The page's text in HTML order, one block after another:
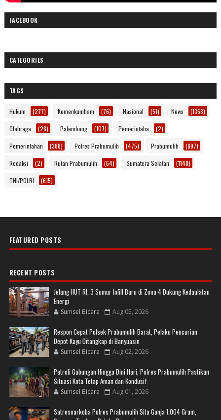
FACEBOOK
CATEGORIES
TAGS
Hukum (277) Kemenkumham (76) Nasional (51) News (1358)
Olahraga (28) Palembang (107) Pemerintaha (2)
Pemerintahan (388) Polres Prabumulih (475) Prabumulih (897)
Redaksi (2) Rutan Prabumulih (64) Sumatera Selatan (1148)
TNI/POLRI (615)
FEATURED POSTS
RECENT POSTS
Jelang HUT RI, 3 Sumur Infill Baru di Zona 4 Dukung Kedaulatan
Energi
Sumsel Bicara Aug 05, 2026
Respon Cepat Polsek Prabumulih Barat, Pelaku Pencurian
Depot Kayu Ditangkap di Banyuasin
Sumsel Bicara Aug 02, 2026
Patroli Gabungan Hingga Dini Hari, Polres Prabumulih Pastikan
Situasi Kota Tetap Aman dan Kondusif
Sumsel Bicara Aug 01, 2026
Satresnarkoba Polres Prabumulih Sita Ganja 1.004 Gram,